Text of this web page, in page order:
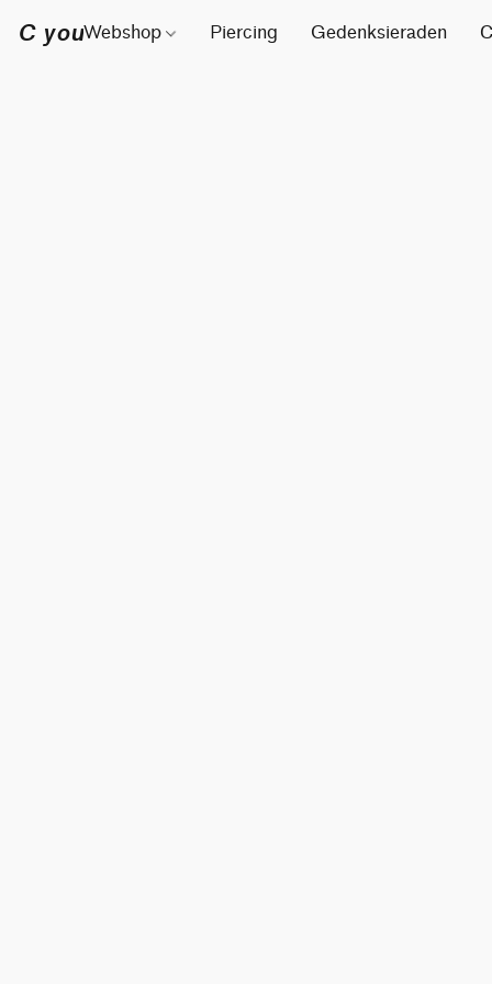
C youWebshop Piercing Gedenksieraden